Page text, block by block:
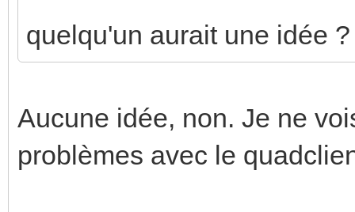
quelqu'un aurait une idée ?
Aucune idée, non. Je ne
problèmes avec le